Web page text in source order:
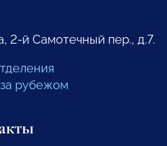
2-й Самотечный пер., д.7.
рубежом